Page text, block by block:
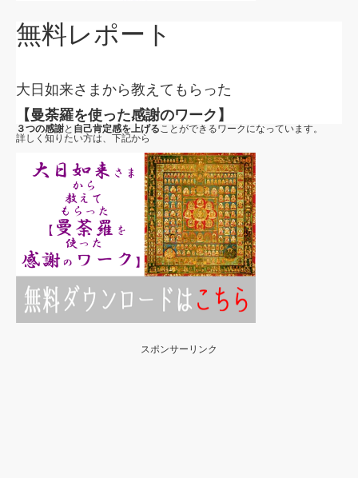
無料レポート
大日如来さまから教えてもらった
【曼荼羅を使った感謝のワーク】
３つの感謝と 自己肯定感を上げる ことができるワークになっています。
詳しく知りたい方は、下記から
スポンサーリンク